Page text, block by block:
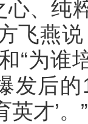
心、纯
飞燕
“为谁
发后
才’。”